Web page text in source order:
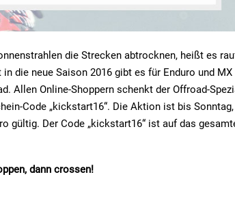
die Strecken abtrocknen, heißt es
die neue Saison 2016 gibt es für Enduro und
Allen Online-Shoppern schenkt der Offroad-
Code „kickstart16“. Die Aktion ist bis Sonntag,
gültig. Der Code „kickstart16“ ist auf das
dann crossen!